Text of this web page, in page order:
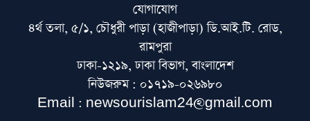
৯ মাসের বেতন বকেয়া, চালডালের প্রধান
কার্যালয়ে কর্মীদের অবস্থান
জুলাই জাদুঘর থেকে নেতাকর্মীদের ভাস্কর্য
যোগাযোগ
৪র্থ তলা, ৫/১, চৌধুরী পাড়া (হাজীপাড়া) ডি.আই.টি. রোড,
রামপুরা
ঢাকা-১২১৯, ঢাকা বিভাগ, বাংলাদেশ
নিউজরুম : ০১৭১৯-০২৬৯৮০
Email : newsourislam24@gmail.com